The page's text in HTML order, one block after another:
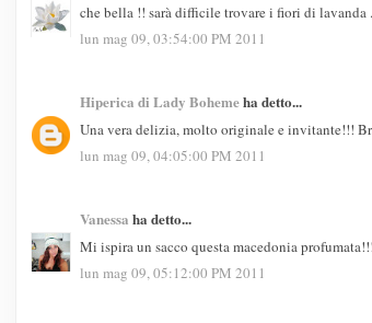
che bella !! sarà difficile trovare i fiori di lavanda
lun mag 09, 03:54:00 PM 2011
Hiperica di Lady Bohemeha detto...
Una vera delizia, molto originale e invitante!!!
lun mag 09, 04:05:00 PM 2011
Vanessa ha detto...
Mi ispira un sacco questa macedonia
lun mag 09, 05:12:00 PM 2011